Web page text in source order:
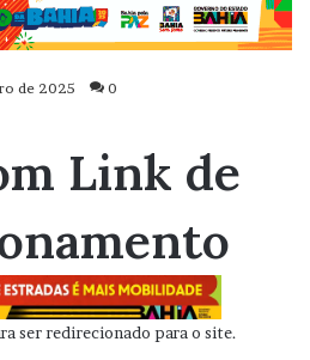
de 2025 0
Link de
ser redirecionado para o site.